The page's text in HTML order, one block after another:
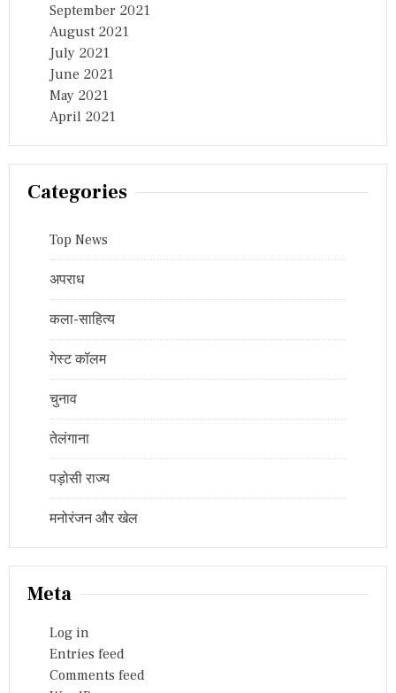
September 2021
August 2021
July 2021
June 2021
May 2021
April 2021
Categories
Top News
अपराध
कला-साहित्य
गेस्ट कॉलम
चुनाव
तेलंगाना
पड़ोसी राज्य
मनोरंजन और खेल
Meta
Log in
Entries feed
Comments feed